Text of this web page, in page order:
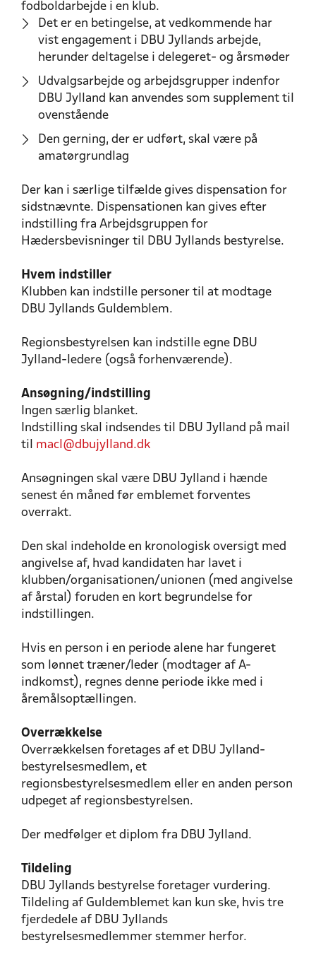
fodboldarbejde i en klub.
Det er en betingelse, at vedkommende har
vist engagement i DBU Jyllands arbejde,
herunder deltagelse i delegeret- og årsmøder
Udvalgsarbejde og arbejdsgrupper indenfor
DBU Jylland kan anvendes som supplement til
ovenstående
Den gerning, der er udført, skal være på
amatørgrundlag
Der kan i særlige tilfælde gives dispensation for
sidstnævnte. Dispensationen kan gives efter
indstilling fra Arbejdsgruppen for
Hædersbevisninger til DBU Jyllands bestyrelse.
Hvem indstiller
Klubben kan indstille personer til at modtage
DBU Jyllands Guldemblem.
Regionsbestyrelsen kan indstille egne DBU
Jylland-ledere (også forhenværende).
Ansøgning/indstilling
Ingen særlig blanket.
Indstilling skal indsendes til DBU Jylland på mail
til macl@dbujylland.dk
Ansøgningen skal være DBU Jylland i hænde
senest én måned før emblemet forventes
overrakt.
Den skal indeholde en kronologisk oversigt med
angivelse af, hvad kandidaten har lavet i
klubben/organisationen/unionen (med angivelse
af årstal) foruden en kort begrundelse for
indstillingen.
Hvis en person i en periode alene har fungeret
som lønnet træner/leder (modtager af A-
indkomst), regnes denne periode ikke med i
åremålsoptællingen.
Overrækkelse
Overrækkelsen foretages af et DBU Jylland-
bestyrelsesmedlem, et
regionsbestyrelsesmedlem eller en anden person
udpeget af regionsbestyrelsen.
Der medfølger et diplom fra DBU Jylland.
Tildeling
DBU Jyllands bestyrelse foretager vurdering.
Tildeling af Guldemblemet kan kun ske, hvis tre
fjerdedele af DBU Jyllands
bestyrelsesmedlemmer stemmer herfor.